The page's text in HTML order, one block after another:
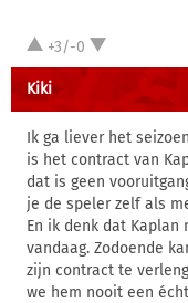
+3/-0
Kiki
Ik ga liever het
is het contract van
dat is geen
je de speler zelf als
En ik denk dat Kaplan
vandaag. Zodoende
zijn contract te
we hem nooit een